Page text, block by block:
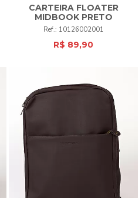
CARTEIRA FLOATER
MIDBOOK PRETO
10126002001
R$ 89,90